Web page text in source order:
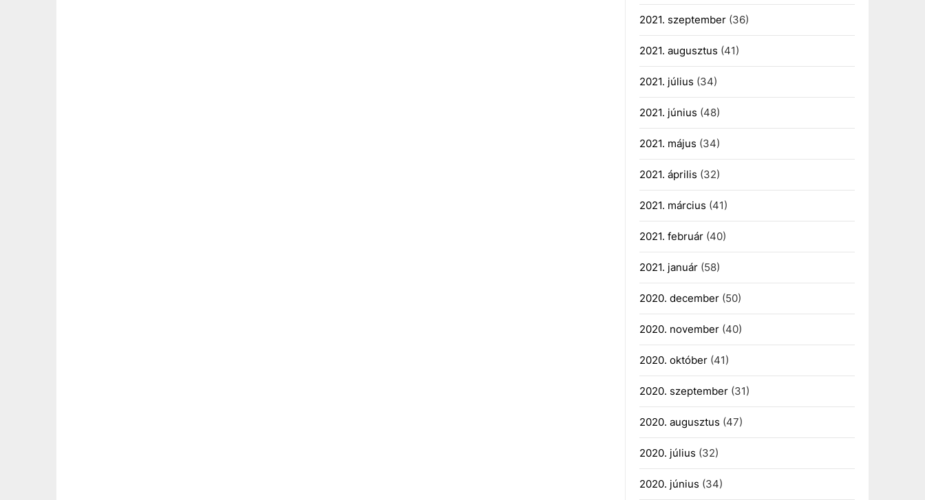
2021. szeptember(36)
2021. augusztus (41)
2021. július (34)
2021. június (48)
2021. május (34)
2021. április (32)
2021. március (41)
2021. február(40)
2021. január(58)
2020. december(50)
2020. november(40)
2020. október(41)
2020. szeptember(31)
2020. augusztus (47)
2020. július (32)
2020. június (34)